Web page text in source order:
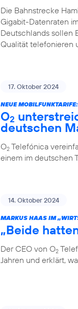
Die Bahnstrecke
Gigabit-Datenraten
Deutschlands sollen
Qualität telefonieren
17. Oktober 2024
NEUE MOBILFUNKTARIFE:
O2
deutschen
O2 Telefónica
einem im deutschen
14. Oktober 2024
MARKUS HAAS IM
„Beide
Der CEO von O2
Jahren und erklärt,